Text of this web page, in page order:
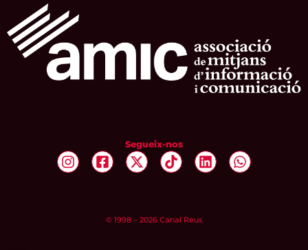
Segueix-nos
© 1998 – 2026 Canal Reus